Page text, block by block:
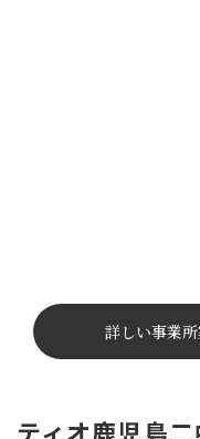
詳しい事業
ティオ鹿児島